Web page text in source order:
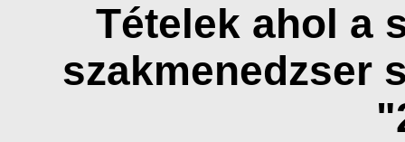
Tételek ahol a
szakmenedzser